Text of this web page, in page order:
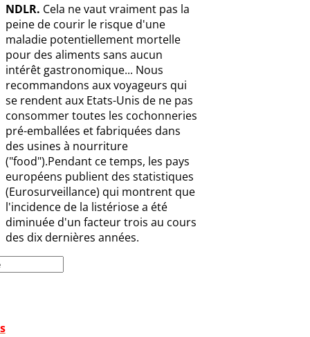
NDLR. Cela ne vaut vraiment pas la
peine de courir le risque d'une
maladie potentiellement mortelle
pour des aliments sans aucun
intérêt gastronomique... Nous
recommandons aux voyageurs qui
se rendent aux Etats-Unis de ne pas
consommer toutes les cochonneries
pré-emballées et fabriquées dans
des usines à nourriture
("food").Pendant ce temps, les pays
européens publient des statistiques
(Eurosurveillance) qui montrent que
l'incidence de la listériose a été
diminuée d'un facteur trois au cours
des dix dernières années.